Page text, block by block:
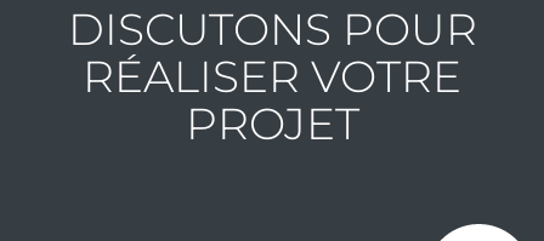
DISCUTONS POUR
RÉALISER VOTRE
PROJET